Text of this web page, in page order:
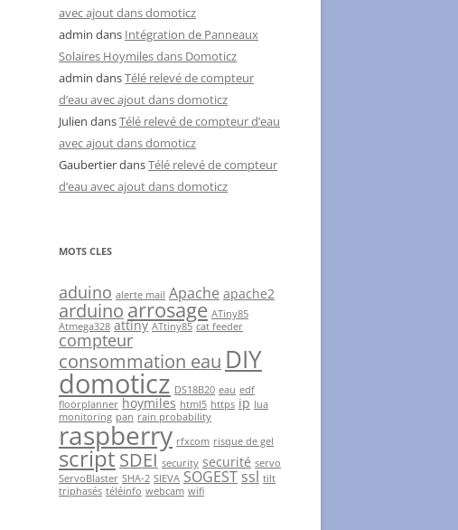
avec ajout dans domoticz
admin dans Intégration de Panneaux
Solaires Hoymiles dans Domoticz
admin dansTélé relevé de compteur
d’eau avec ajout dans domoticz
Julien dansTélé relevé de compteur d’eau
avec ajout dans domoticz
GaubertierdansTélé relevé de compteur
d’eau avec ajout dans domoticz
MOTS CLES
aduino alerte mail Apache apache2
arduino arrosage ATiny85
Atmega328 attiny ATtiny85 cat feeder
compteur
consommation eau DIY
domoticz DS18B20 eau edf
floorplanner hoymiles html5 https ip lua
monitoring pan rain probability
raspberry rfxcom risque de gel
scriptSDEI security securité servo
ServoBlaster SHA-2 SIEVA SOGEST ssl tilt
triphasés téléinfo webcam wifi